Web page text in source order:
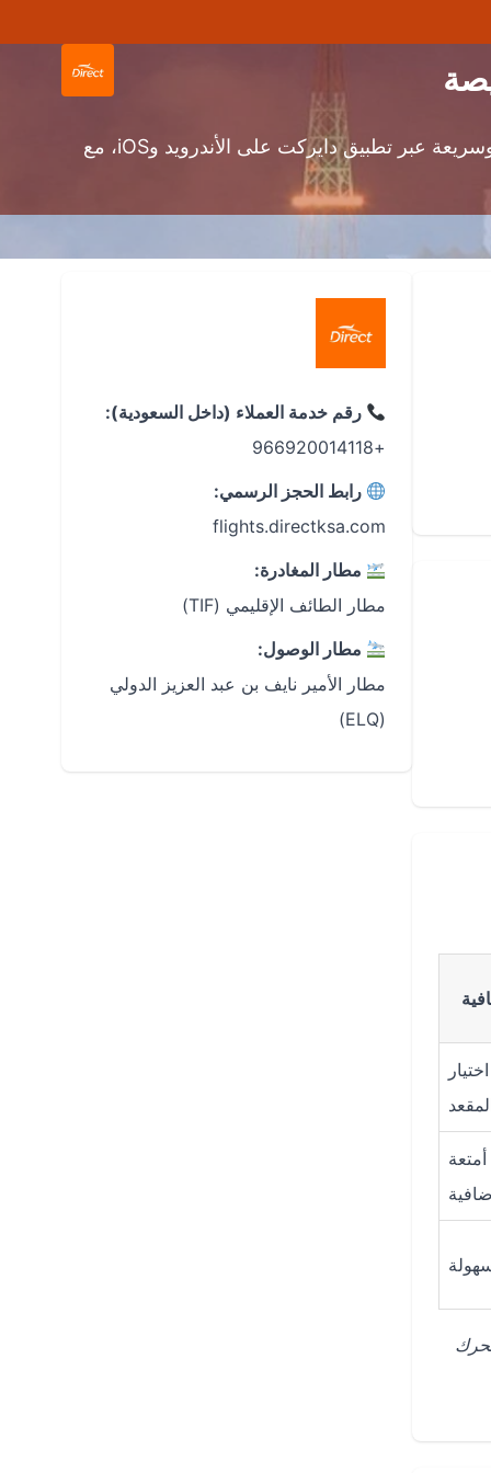
حجز تذاكر طيران من الطائف إلى القصيم بأرخص الأسعار عبر محرك بحث طيران دايركت! استمتع بتجربة حجز سهلة وسريعة عبر تطبيق دايركت على الأندرويد وiOS، مع
رقم خدمة العملاء (داخل السعودية):
+966920014118
رابط الحجز الرسمي:
flights.directksa.com
مطار المغادرة:
مطار الطائف الإقليمي (TIF)
مطار الوصول:
مطار الأمير نايف بن عبد العزيز الدولي
(ELQ)